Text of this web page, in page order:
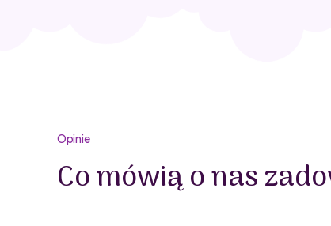
Opinie
Co mówią o nas